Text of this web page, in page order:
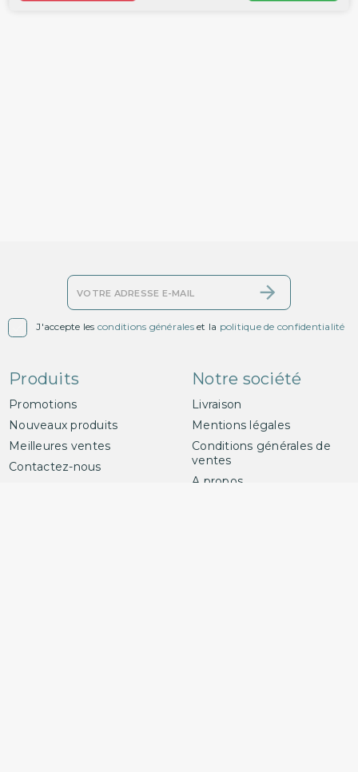
J'accepte les conditions généraleset la politique de confidentialité
Produits
Promotions
Nouveaux produits
Meilleures ventes
Contactez-nous
Notre société
Livraison
Mentions légales
Conditions générales de
ventes
A propos